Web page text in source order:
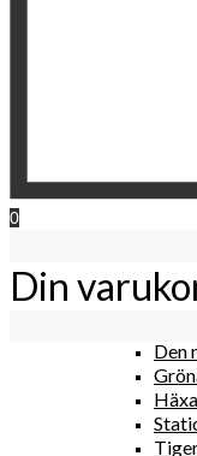
Gud
Den
Den
0
Din